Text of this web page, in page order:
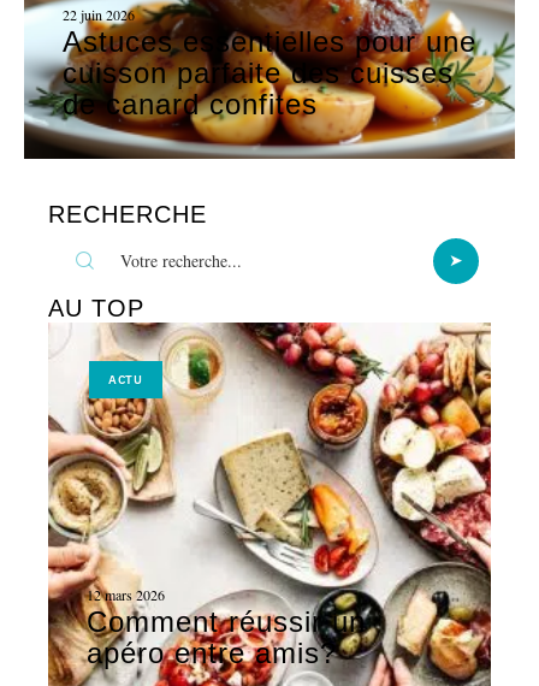
22 juin 2026
Astuces essentielles pour une
cuisson parfaite des cuisses
de canard confites
RECHERCHE
AU TOP
ACTU
12 mars 2026
Comment réussir un
apéro entre amis?